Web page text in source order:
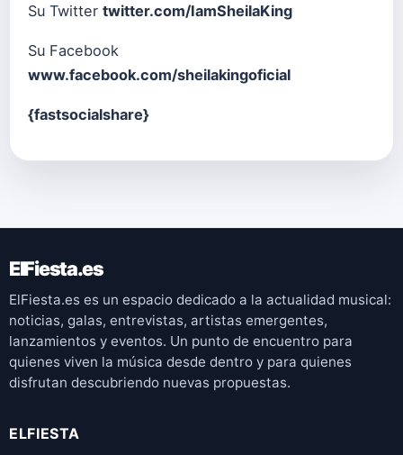
Su Twitter twitter.com/IamSheilaKing
Su Facebook
www.facebook.com/sheilakingoficial
{fastsocialshare}
ElFiesta.es
ElFiesta.es es un espacio dedicado a la actualidad musical:
noticias, galas, entrevistas, artistas emergentes,
lanzamientos y eventos. Un punto de encuentro para
quienes viven la música desde dentro y para quienes
disfrutan descubriendo nuevas propuestas.
ELFIESTA